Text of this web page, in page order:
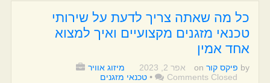
כל מה שאתה צריך לדעת על שירותי
טכנאי מזגנים מקצועיים ואיך למצוא
אחד אמין
by פיקס קור on אפר 2, 2023
מיזוג אוויר
Comments Closed
• טכנאי מזגנים